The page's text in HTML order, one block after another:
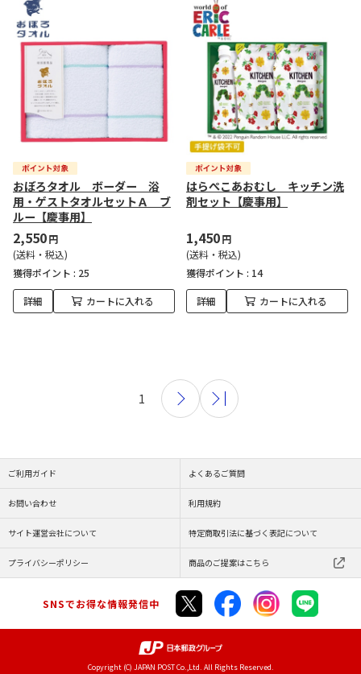
おぼろタオル ボーダー 浴
用・ゲストタオルセットＡ ブ
ルー【慶事用】
2,550円
(送料・税込)
獲得ポイント : 25
詳細 カートに入れる
はらぺこあおむし キッチン洗
剤セット【慶事用】
1,450円
(送料・税込)
獲得ポイント : 14
詳細 カートに入れる
1
ご利用ガイド よくあるご質問
お問い合わせ 利用規約
サイト運営会社について 特定商取引法に基づく表記について
プライバシーポリシー 商品のご提案はこちら
SNSでお得な情報発信中
Copyright (C) JAPAN POST Co.,Ltd. All Rights Reserved.